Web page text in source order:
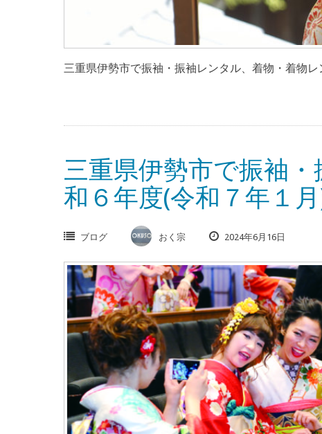
三重県伊勢市で振袖・振袖レンタル、着物・着物
三重県伊勢市で振袖
和６年度(令和７年１
ブログ おく宗 2024年6月16日